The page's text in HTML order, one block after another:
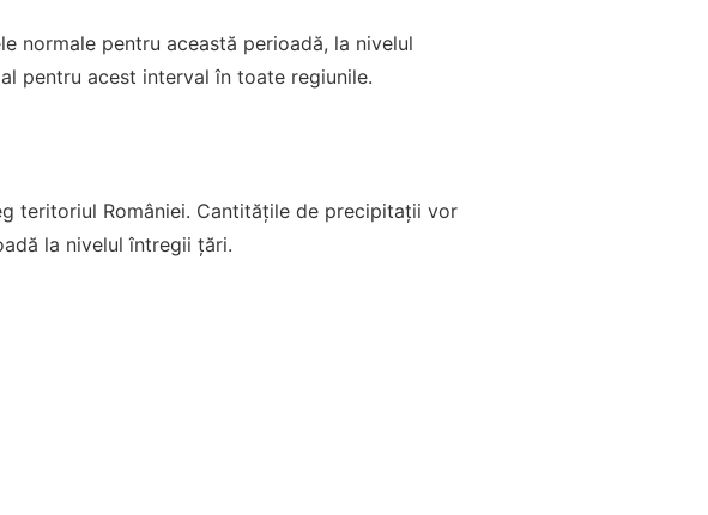
normale pentru această perioadă, la nivelul
pentru acest interval în toate regiunile.
teritoriul României. Cantitățile de precipitații vor
la nivelul întregii țări.